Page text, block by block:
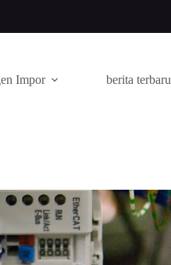
Impor berita terbaru